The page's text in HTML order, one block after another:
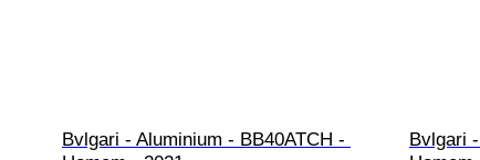
Bvlgari - Aluminium - BB40ATCH -
Bvlgari